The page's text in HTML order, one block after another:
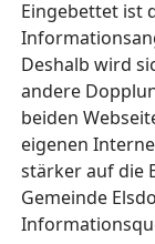
Eingebettet ist
Deshalb wird
andere
beiden
eigenen
stärker auf die
Gemeinde